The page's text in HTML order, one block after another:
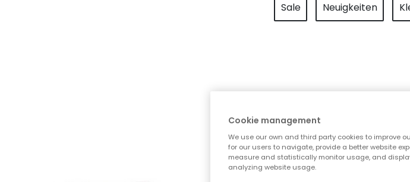
Sale Neuigkeiten
Cookie management
We use our own and third party cookies to improve
for our users to navigate, provide a better website
measure and statistically monitor usage, and
analyzing website usage.